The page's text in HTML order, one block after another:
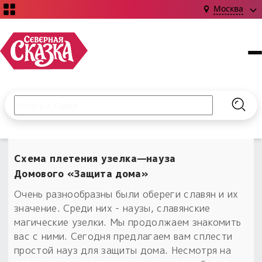
Москва
Книги
Издания о Славянской культуре и ведовстве
Коллекции
Наборы для курсов и книг
Обереги славян нательные
Сказки
Гадание
Магия
Библиография
С чего начать?
Материалы
Для алтаря
Расходные материалы
Новинки ›
Готовые заговоры
Для чего:
Введите текст и нажмите кнопку «Найти», чтобы
Схема плетения узелка—науза
Домового «Защита дома»
Очень разнообразны были обереги славян и их
значение. Среди них - наузы, славянские
магические узелки. Мы продолжаем знакомить
вас с ними. Сегодня предлагаем вам сплести
простой науз для защиты дома. Несмотря на